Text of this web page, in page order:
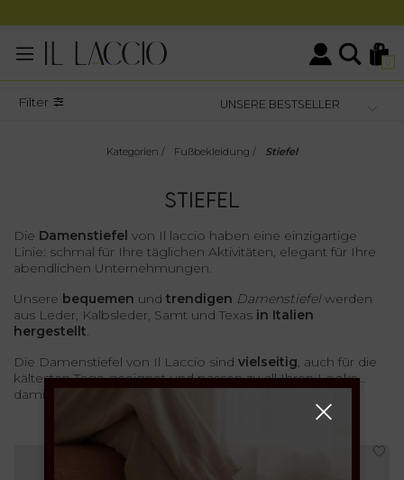
0
Filter
Kategorien / Fußbekleidung / Stiefel
STIEFEL
Die Damenstiefel von Il laccio haben eine einzigartige
Linie: schmal für Ihre täglichen Aktivitäten, elegant für Ihre
abendlichen Unternehmungen.
Unsere bequemen und trendigen Damenstiefelwerden
aus Leder, Kalbsleder, Samt und Texas in Italien
hergestellt.
Die Damenstiefel von Il Laccio sind vielseitig, auch für die
kältesten Tage geeignet und passen zu all Ihren Looks...
damit Sie immer